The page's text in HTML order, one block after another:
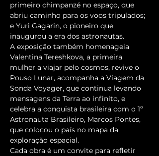
primeiro chimpanzé no espaço, que
abriu caminho para os voos tripulados;
e Yuri Gagarin, o pioneiro que
inaugurou a era dos astronautas.
A exposição também homenageia
Valentina Tereshkova, a primeira
mulher a viajar pelo cosmos, revive o
Pouso Lunar, acompanha a Viagem da
Sonda Voyager, que continua levando
mensagens da Terra ao infinito, e
celebra a conquista brasileira com o 1º
Astronauta Brasileiro, Marcos Pontes,
que colocou o país no mapa da
exploração espacial.
Cada obra é um convite para refletir